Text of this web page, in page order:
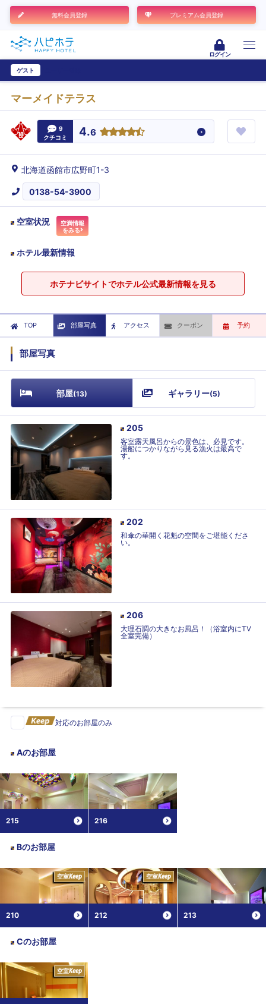
無料会員登録 プレミアム会員登録
ログイン
ゲスト
マーメイドテラス
9
クチコミ
4.6
北海道函館市広野町1-3
0138-54-3900
空室状況
空満情報
をみる
ホテル最新情報
ホテナビサイトでホテル公式最新情報を見る
TOP 部屋写真 アクセス クーポン 予約
部屋写真
部屋(13) ギャラリー(5)
205
客室露天風呂からの景色は、必見です。
湯船につかりながら見る漁火は最高で
す。
202
和傘の華開く花魁の空間をご堪能くださ
い。
206
大理石調の大きなお風呂！（浴室内にTV
全室完備）
対応のお部屋のみ
Aのお部屋
215 216
Bのお部屋
210
空室Keep
212
空室Keep
213
Cのお部屋
空室Keep